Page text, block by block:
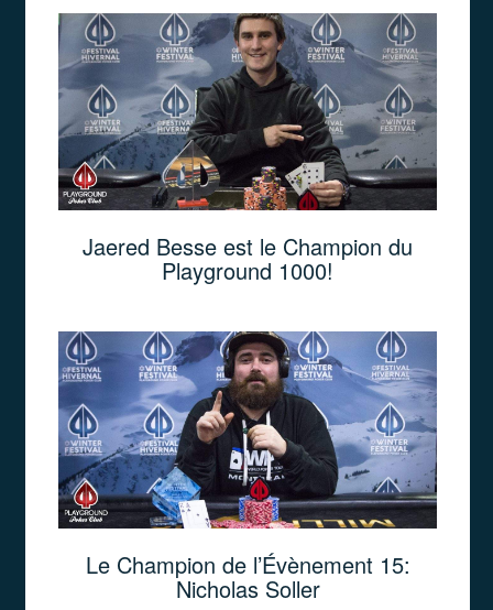
Jaered Besse est le Champion du
Playground 1000!
Le Champion de l’Évènement 15:
Nicholas Soller